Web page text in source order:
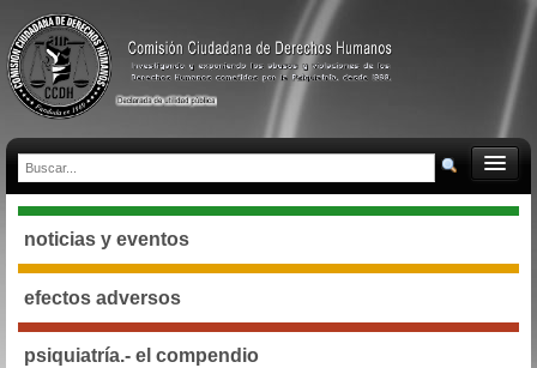
noticias y eventos
efectos adversos
psiquiatría.- el compendio